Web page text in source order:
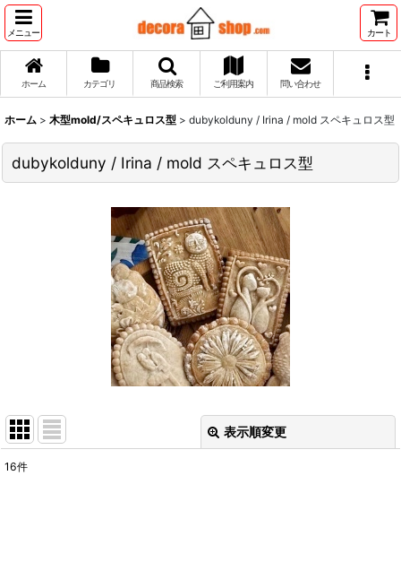
メニュー カート
ホーム カテゴリ 商品検索 ご利用案内 問い合わせ
ホーム > 木型mold/スペキュロス型 > dubykolduny / Irina / mold スペキュロス型
dubykolduny / Irina / mold スペキュロス型
表示順変更
16件